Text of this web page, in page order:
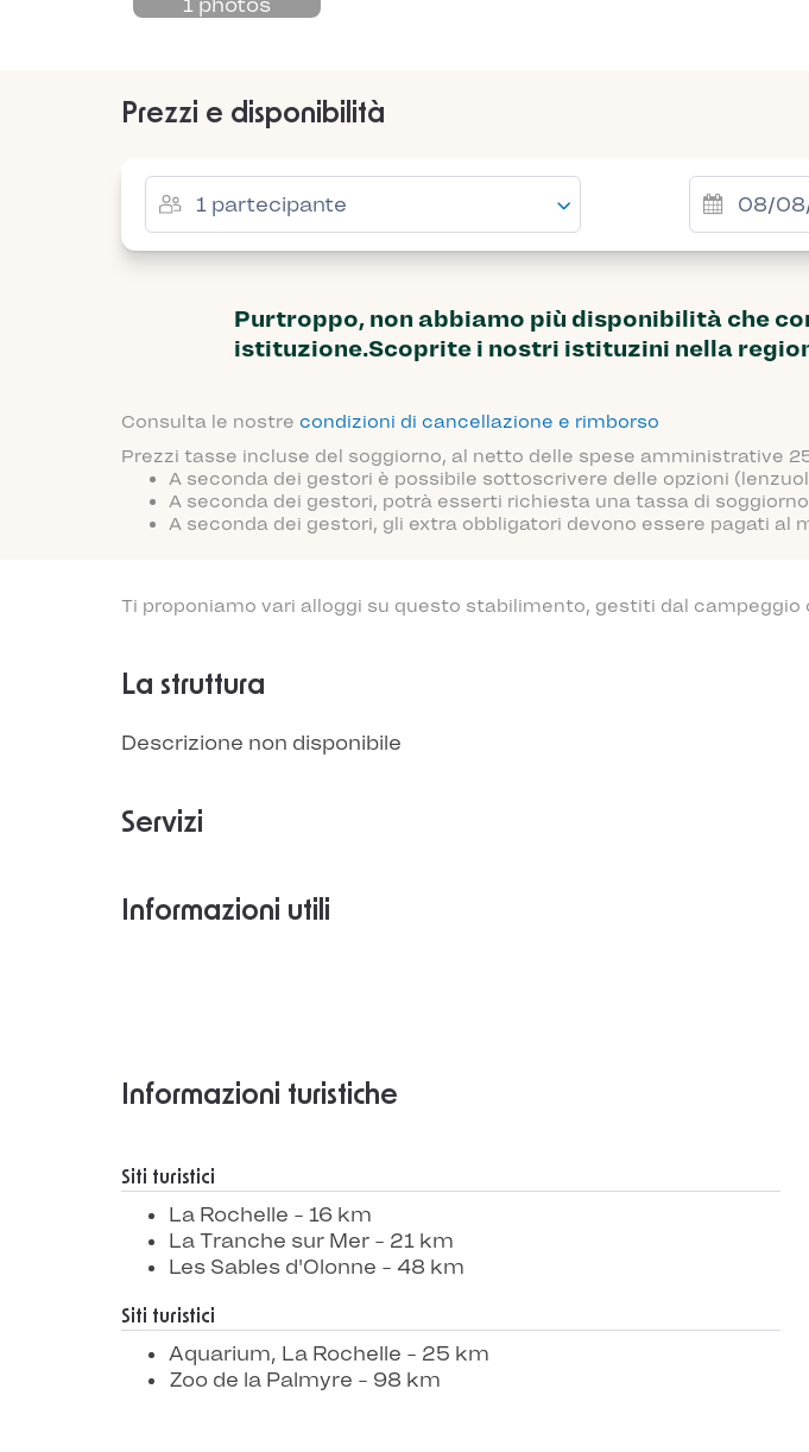
1 photos
Prezzi e disponibilità
Purtroppo, non abbiamo più disponibilità che
istituzione.Scoprite i nostri istituzini nella
Consulta le nostre condizioni di cancellazione e rimborso
Prezzi tasse incluse del soggiorno, al netto delle spese amministrative
A seconda dei gestori è possibile sottoscrivere delle opzioni
A seconda dei gestori, potrà esserti richiesta una tassa di
A seconda dei gestori, gli extra obbligatori devono essere pagati
Ti proponiamo vari alloggi su questo stabilimento, gestiti dal campeggio
La struttura
Descrizione non disponibile
Servizi
Informazioni utili
Informazioni turistiche
Siti turistici
La Rochelle - 16 km
La Tranche sur Mer - 21 km
Les Sables d'Olonne - 48 km
Siti turistici
Aquarium, La Rochelle - 25 km
Zoo de la Palmyre - 98 km